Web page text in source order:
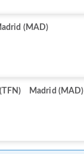
(MAD)
Madrid (MAD)